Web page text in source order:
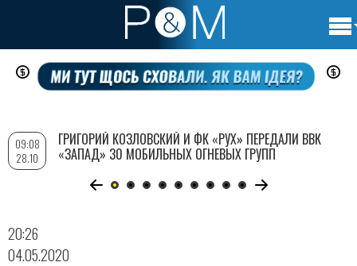
Перейти
содержанию
20:26
04.05.2020
09:08
28.10
ГРИГОРИЙ КОЗЛОВСКИЙ И ФК «РУХ» ПЕРЕДАЛИ ВВК
«ЗАПАД» 30 МОБИЛЬНЫХ ОГНЕВЫХ ГРУПП